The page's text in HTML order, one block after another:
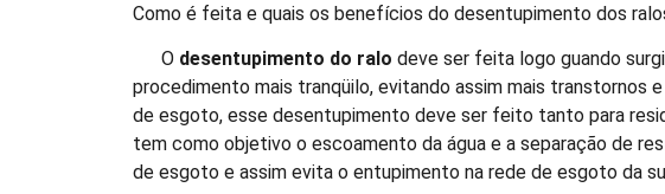
Como é feita e quais os benefícios do desentupimento dos
O desentupimento do ralo deve ser feita logo guando
procedimento mais tranqüilo, evitando assim mais transtornos
de esgoto, esse desentupimento deve ser feito tanto para
tem como objetivo o escoamento da água e a separação de
de esgoto e assim evita o entupimento na rede de esgoto da